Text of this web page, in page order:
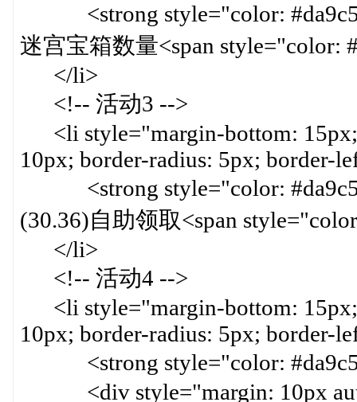
<strong style="color:
迷宫宝箱数量<span style="color:
</li>
<!-- 活动3 -->
<li style="margin-bottom: 15px;
10px; border-radius: 5px; border-
<strong style="color:
(30.36)自助领取<span
</li>
<!-- 活动4 -->
<li style="margin-bottom: 15px;
10px; border-radius: 5px; border-
<strong style="color:
<div style="margin: 10px